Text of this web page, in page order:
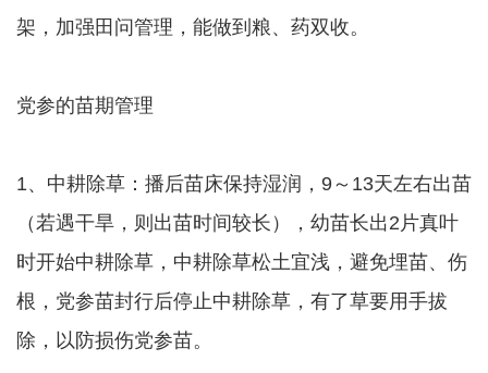
架，加强田问管理，能做到粮、药双收。
党参的苗期管理
1、中耕除草：播后苗床保持湿润，9～13天左右出苗
（若遇干旱，则出苗时间较长），幼苗长出2片真叶
时开始中耕除草，中耕除草松土宜浅，避免埋苗、伤
根，党参苗封行后停止中耕除草，有了草要用手拔
除，以防损伤党参苗。